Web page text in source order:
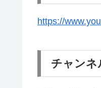
https://
チャンネ